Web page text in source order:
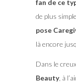
fan de ce
de plus
pose
là encore
Dans le
Beauty, à